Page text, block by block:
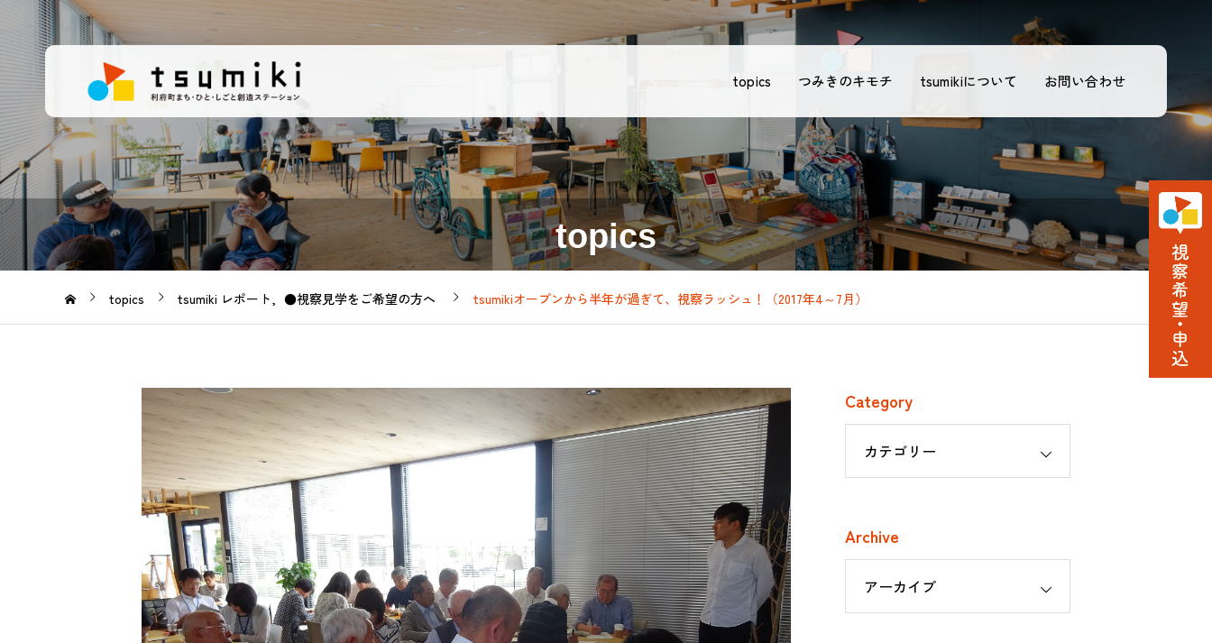
topics つみきのキモチ tsumikiについて お問い合わせ
topics
topics tsumiki レポート ●視察見学をご希望の方へ tsumikiオープンから半年が過ぎて、視察ラッシュ！（2017年4～7月）
Category
Archive